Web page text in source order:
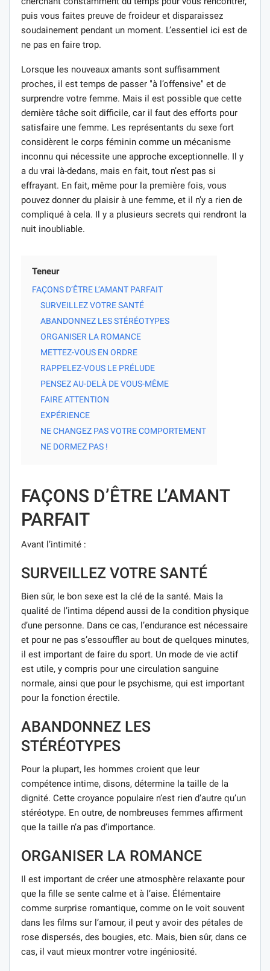
puis vous faites preuve de froideur et disparaissez
soudainement pendant un moment. L’essentiel ici est de
ne pas en faire trop.
Lorsque les nouveaux amants sont suffisamment
proches, il est temps de passer "à l’offensive" et de
surprendre votre femme. Mais il est possible que cette
dernière tâche soit difficile, car il faut des efforts pour
satisfaire une femme. Les représentants du sexe fort
considèrent le corps féminin comme un mécanisme
inconnu qui nécessite une approche exceptionnelle. Il y
a du vrai là-dedans, mais en fait, tout n’est pas si
effrayant. En fait, même pour la première fois, vous
pouvez donner du plaisir à une femme, et il n’y a rien de
compliqué à cela. Il y a plusieurs secrets qui rendront la
nuit inoubliable.
Teneur
FAÇONS D’ÊTRE L’AMANT PARFAIT
SURVEILLEZ VOTRE SANTÉ
ABANDONNEZ LES STÉRÉOTYPES
ORGANISER LA ROMANCE
METTEZ-VOUS EN ORDRE
RAPPELEZ-VOUS LE PRÉLUDE
PENSEZ AU-DELÀ DE VOUS-MÊME
FAIRE ATTENTION
EXPÉRIENCE
NE CHANGEZ PAS VOTRE COMPORTEMENT
NE DORMEZ PAS !
FAÇONS D’ÊTRE L’AMANT
PARFAIT
Avant l’intimité :
SURVEILLEZ VOTRE SANTÉ
Bien sûr, le bon sexe est la clé de la santé. Mais la
qualité de l’intima dépend aussi de la condition physique
d’une personne. Dans ce cas, l’endurance est nécessaire
et pour ne pas s’essouffler au bout de quelques minutes,
il est important de faire du sport. Un mode de vie actif
est utile, y compris pour une circulation sanguine
normale, ainsi que pour le psychisme, qui est important
pour la fonction érectile.
ABANDONNEZ LES
STÉRÉOTYPES
Pour la plupart, les hommes croient que leur
compétence intime, disons, détermine la taille de la
dignité. Cette croyance populaire n’est rien d’autre qu’un
stéréotype. En outre, de nombreuses femmes affirment
que la taille n’a pas d’importance.
ORGANISER LA ROMANCE
Il est important de créer une atmosphère relaxante pour
que la fille se sente calme et à l’aise. Élémentaire
comme surprise romantique, comme on le voit souvent
dans les films sur l’amour, il peut y avoir des pétales de
rose dispersés, des bougies, etc. Mais, bien sûr, dans ce
cas, il vaut mieux montrer votre ingéniosité.